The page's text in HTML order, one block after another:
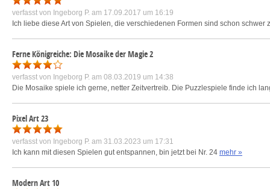
verfasst von Ingeborg P. am 17.09.2017 um 16:19
Ich liebe diese Art von Spielen, die verschiedenen Formen sind schon
Ferne Königreiche: Die Mosaike der Magie 2
verfasst von Ingeborg P. am 08.03.2019 um 14:38
Die Mosaike spiele ich gerne, netter Zeitvertreib. Die Puzzlespiele finde ich
Pixel Art 23
verfasst von Ingeborg P. am 31.03.2023 um 17:31
Ich kann mit diesen Spielen gut entspannen, bin jetzt bei Nr. 24 mehr »
Modern Art 10